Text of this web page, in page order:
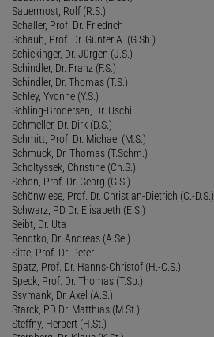
Sauermost, Rolf (R.S.)
Schaller, Prof. Dr. Friedrich
Schaub, Prof. Dr. Günter A. (G.Sb.)
Schickinger, Dr. Jürgen (J.S.)
Schindler, Dr. Franz (F.S.)
Schindler, Dr. Thomas (T.S.)
Schley, Yvonne (Y.S.)
Schling-Brodersen, Dr. Uschi
Schmeller, Dr. Dirk (D.S.)
Schmitt, Prof. Dr. Michael (M.S.)
Schmuck, Dr. Thomas (T.Schm.)
Scholtyssek, Christine (Ch.S.)
Schön, Prof. Dr. Georg (G.S.)
Schönwiese, Prof. Dr. Christian-Dietrich (C.-D.S.)
Schwarz, PD Dr. Elisabeth (E.S.)
Seibt, Dr. Uta
Sendtko, Dr. Andreas (A.Se.)
Sitte, Prof. Dr. Peter
Spatz, Prof. Dr. Hanns-Christof (H.-C.S.)
Speck, Prof. Dr. Thomas (T.Sp.)
Ssymank, Dr. Axel (A.S.)
Starck, PD Dr. Matthias (M.St.)
Steffny, Herbert (H.St.)